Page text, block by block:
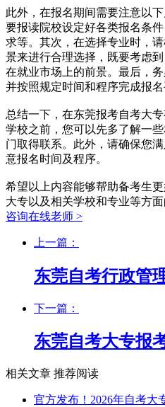
此外，在报名期间需要注意以
要报读院校设定好各类报名条
求等。其次，在选择专业时，
景来进行合理选择，既要考虑
在就业市场上的前景。最后，
并按照规定时间和程序完成报名
总结一下，在东莞报考自考大
学校之前，您可以先多了解一
门取得联系。此外，请确保您
意报名时间及程序。
希望以上内容能够帮助备考生
大专以及相关学校和专业等方面
咨询在线老师 >
上一篇：
东莞自考行政管
下一篇：
东莞自考大专报
相关文章 推荐阅读
官方发布！2026年自考大